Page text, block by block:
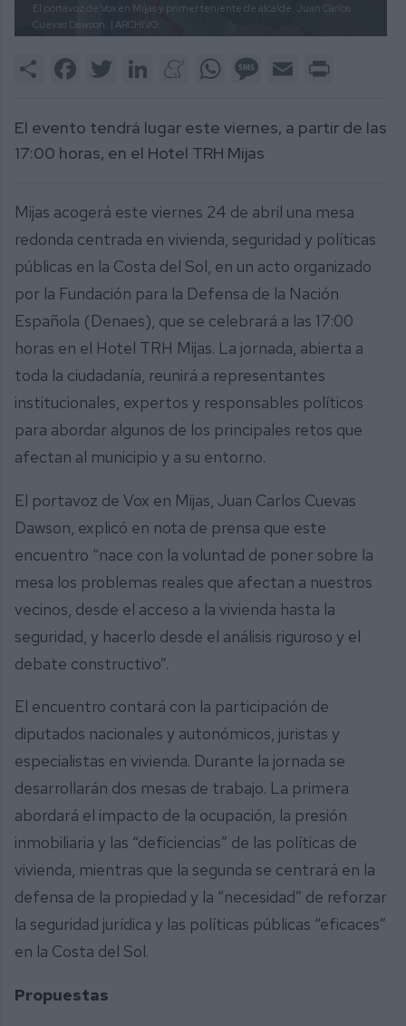
El portavoz de Vox en Mijas y primer teniente de alcalde, Juan Carlos
Cuevas Dawson. | ARCHIVO.
Share FacebookTwitter LinkedInMeneameWhatsAppMessage
Email
El evento tendrá lugar este viernes, a partir de las
17:00 horas, en el Hotel TRH Mijas
Mijas acogerá este viernes 24 de abril una mesa
redonda centrada en vivienda, seguridad y políticas
públicas en la Costa del Sol, en un acto organizado
por la Fundación para la Defensa de la Nación
Española (Denaes), que se celebrará a las 17:00
horas en el Hotel TRH Mijas. La jornada, abierta a
toda la ciudadanía, reunirá a representantes
institucionales, expertos y responsables políticos
para abordar algunos de los principales retos que
afectan al municipio y a su entorno.
El portavoz de Vox en Mijas, Juan Carlos Cuevas
Dawson, explicó en nota de prensa que este
encuentro “nace con la voluntad de poner sobre la
mesa los problemas reales que afectan a nuestros
vecinos, desde el acceso a la vivienda hasta la
seguridad, y hacerlo desde el análisis riguroso y el
debate constructivo”.
El encuentro contará con la participación de
diputados nacionales y autonómicos, juristas y
especialistas en vivienda. Durante la jornada se
desarrollarán dos mesas de trabajo. La primera
abordará el impacto de la ocupación, la presión
inmobiliaria y las “deficiencias” de las políticas de
vivienda, mientras que la segunda se centrará en la
defensa de la propiedad y la “necesidad” de reforzar
la seguridad jurídica y las políticas públicas “eficaces”
en la Costa del Sol.
Propuestas